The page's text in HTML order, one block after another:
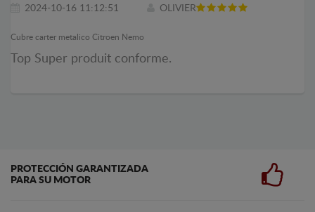
2024-10-16 11:12:51 OLIVIER
Cubre carter metalico Citroen Nemo
Top Super produit conforme.
PROTECCIÓN GARANTIZADA
PARA SU MOTOR